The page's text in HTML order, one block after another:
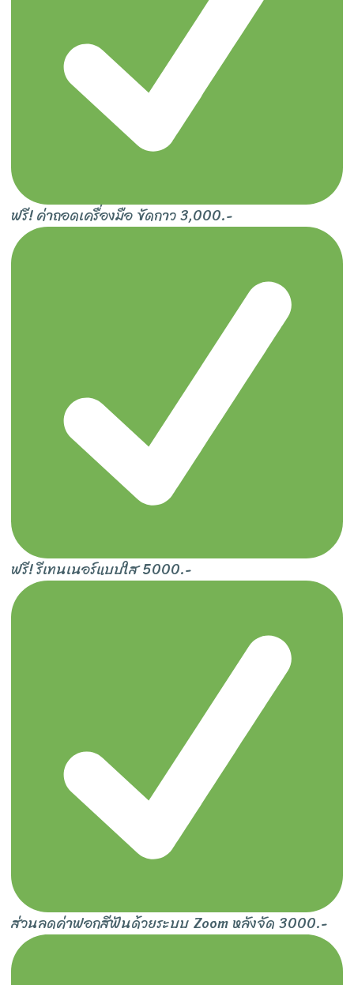
ฟรี! ค่าถอดเครื่องมือ ขัดกาว 3,000.-
ฟรี! รีเทนเนอร์แบบใส 5000.-
ส่วนลดค่าฟอกสีฟันด้วยระบบ Zoom หลังจัด 3000.-